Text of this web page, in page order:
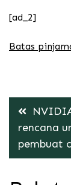
[ad_2]
Batas
Post
rencana
pembuat